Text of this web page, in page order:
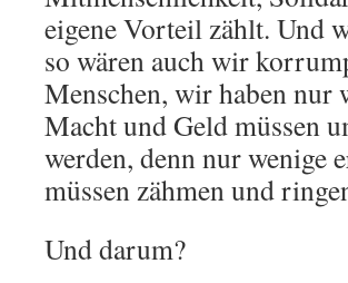
eigene Vorteil zählt. Und
so wären auch wir
Menschen, wir haben
Macht und Geld müssen
werden, denn nur wenige
müssen zähmen und
Und darum?